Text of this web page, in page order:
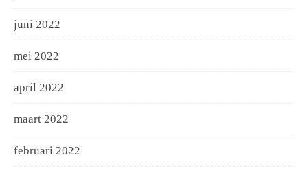
juni 2022
mei 2022
april 2022
maart 2022
februari 2022